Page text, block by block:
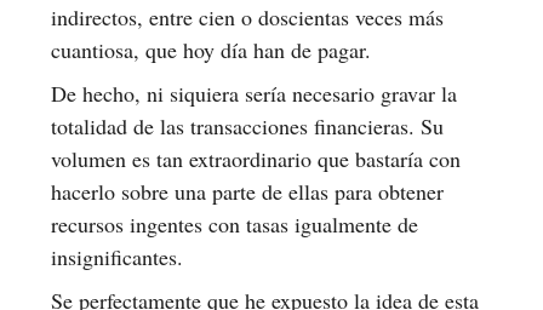
indirectos, entre cien o doscientas veces más
cuantiosa, que hoy día han de pagar.
De hecho, ni siquiera sería necesario gravar la
totalidad de las transacciones financieras. Su
volumen es tan extraordinario que bastaría con
hacerlo sobre una parte de ellas para obtener
recursos ingentes con tasas igualmente de
insignificantes.
Se perfectamente que he expuesto la idea de esta